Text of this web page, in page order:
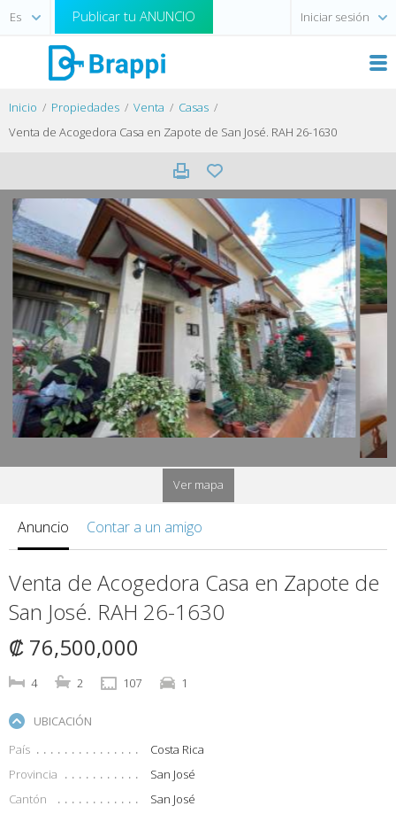
Publicar tu ANUNCIO Iniciar sesión
Inicio Propiedades Venta
Casas
Venta de Acogedora Casa en Zapote de San José. RAH 26-1630
Ver mapa
Anuncio Contar a un amigo
Venta de Acogedora Casa en Zapote de
San José. RAH 26-1630
₡ 76,500,000
4 2 107 1
UBICACIÓN
País
Costa Rica
Provincia
San José
Cantón
San José